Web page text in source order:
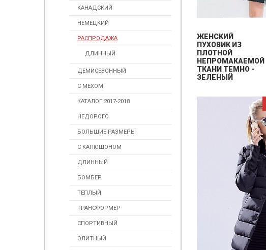
КАНАДСКИЙ
НЕМЕЦКИЙ
РАСПРОДАЖА
ДЛИННЫЙ
ДЕМИСЕЗОННЫЙ
С МЕХОМ
КАТАЛОГ 2017-2018
НЕДОРОГО
БОЛЬШИЕ РАЗМЕРЫ
С КАПЮШОНОМ
ДЛИННЫЙ
БОМБЕР
ТЕПЛЫЙ
ТРАНСФОРМЕР
СПОРТИВНЫЙ
ЭЛИТНЫЙ
ЖЕНСКИЙ
ПУХОВИК ИЗ
ПЛОТНОЙ
НЕПРОМАКАЕМОЙ
ТКАНИ ТЕМНО -
ЗЕЛЕНЫЙ